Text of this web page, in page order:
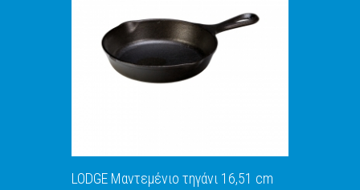
LODGE Μαντεμένιο τηγάνι 16,51 cm